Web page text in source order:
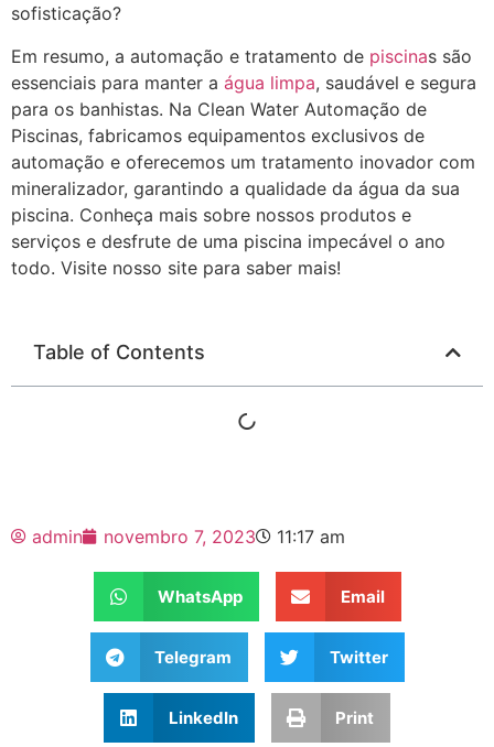
sofisticação?
Em resumo, a automação e tratamento de piscinas são
essenciais para manter a água limpa, saudável e segura
para os banhistas. Na Clean Water Automação de
Piscinas, fabricamos equipamentos exclusivos de
automação e oferecemos um tratamento inovador com
mineralizador, garantindo a qualidade da água da sua
piscina. Conheça mais sobre nossos produtos e
serviços e desfrute de uma piscina impecável o ano
todo. Visite nosso site para saber mais!
Table of Contents
admin novembro 7, 2023 11:17 am
WhatsApp Email
Telegram Twitter
LinkedIn Print